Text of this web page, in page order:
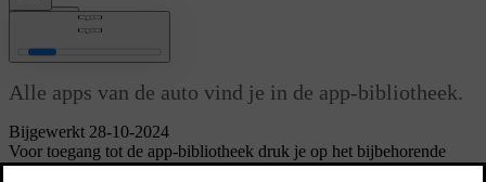
Bijgewerkt 28-10-2024
In-car apps
Alle apps van de auto vind je in de app-bibliotheek.
Voor toegang tot de app-bibliotheek druk je op het bijbehorende
symbool op de onderste balk.